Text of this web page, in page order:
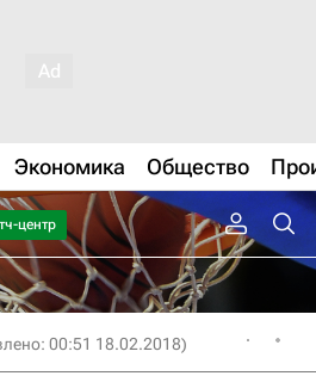
Экономика Общество
центр
00:51 18.02.2018)